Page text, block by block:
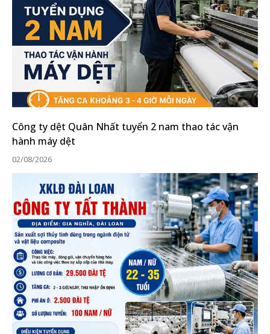
Công ty dệt Quân Nhất tuyển 2 nam thao tác vận
hành máy dệt
02/08/2026